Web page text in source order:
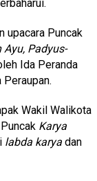
upacara Puncak
Padyus-
Ida Peranda
Wakil Walikota
Karya
labda karya dan